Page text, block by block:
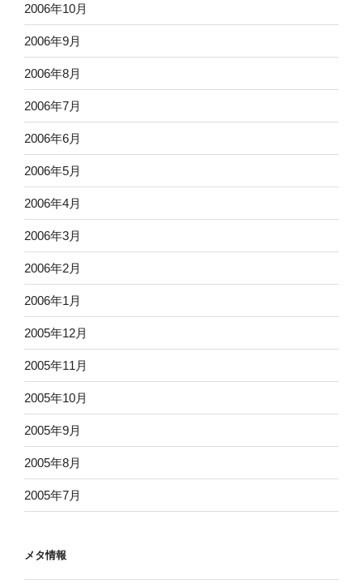
2006年10月
2006年9月
2006年8月
2006年7月
2006年6月
2006年5月
2006年4月
2006年3月
2006年2月
2006年1月
2005年12月
2005年11月
2005年10月
2005年9月
2005年8月
2005年7月
メタ情報